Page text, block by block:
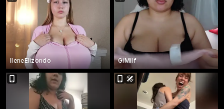
IleneElizondo GiMilf